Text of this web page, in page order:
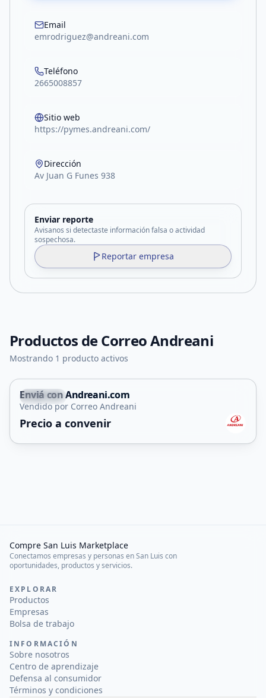
Email
emrodriguez@andreani.com
Teléfono
2665008857
Sitio web
https://pymes.andreani.com/
Dirección
Av Juan G Funes 938
Enviar reporte
Avisanos si detectaste información falsa o actividad
sospechosa.
Reportar empresa
Productos deCorreo Andreani
Mostrando 1 producto activos
Capital
Servicio
Enviá con Andreani.com
Vendido por Correo Andreani
Precio a convenir
Compre San Luis Marketplace
Conectamos empresas y personas en San Luis con
oportunidades, productos y servicios.
EXPLORAR
Productos
Empresas
Bolsa de trabajo
INFORMACIÓN
Sobre nosotros
Centro de aprendizaje
Defensa al consumidor
Términos y condiciones